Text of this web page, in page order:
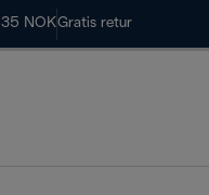
NOKGratis retur